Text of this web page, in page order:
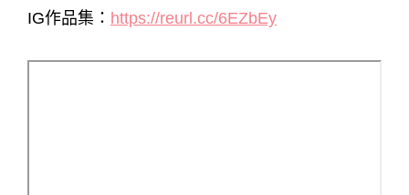
IG作品集： https://reurl.cc/6EZbEy